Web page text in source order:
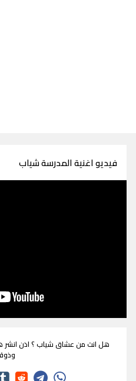
فيديو اغنية المدرسة شياب
هل انت من عشاق شياب ؟ اذن انشر